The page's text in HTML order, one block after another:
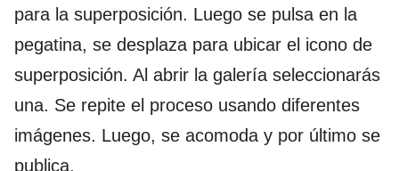
para la superposición. Luego se pulsa en la
pegatina, se desplaza para ubicar el icono de
superposición. Al abrir la galería seleccionarás
una. Se repite el proceso usando diferentes
imágenes. Luego, se acomoda y por último se
publica.